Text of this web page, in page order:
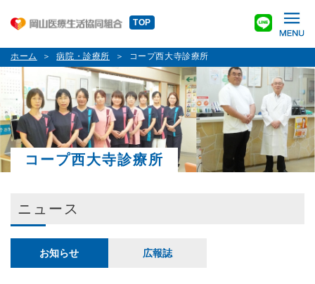
TOP
ホーム 病院・診療所 コープ西大寺診療所
コープ西大寺診療所
ニュース
お知らせ 広報誌